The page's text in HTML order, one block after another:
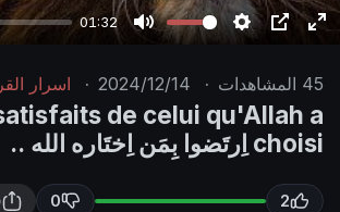
01:32
u
t
t
t
i
P
n
t
e
f
y
45 المشاهدات ·
2024/12/14
· اسرار
de celui qu'Allah a
choisi اِرتَضوا بِمَن اِختَاره الله ..
2
0